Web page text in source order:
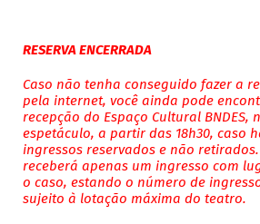
RESERVA ENCERRADA
Caso não tenha conseguido fazer a
pela internet, você ainda pode
recepção do Espaço Cultural BNDES,
espetáculo, a partir das 18h30, caso
ingressos reservados e não
receberá apenas um ingresso com
o caso, estando o número de
sujeito à lotação máxima do teatro.